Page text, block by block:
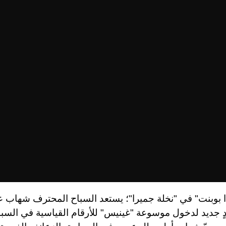
بوبنت" في "نخلة جميرا"؛ يستعد السباح المحترف شهاب
لدخول موسوعة "غينيس" للأرقام القياسية في